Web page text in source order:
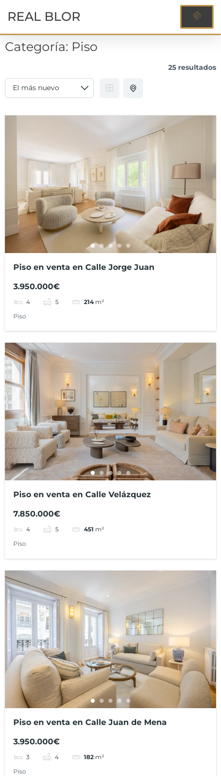
REAL BLOR
Categoría: Piso
25 resultados
Piso en venta en Calle Jorge Juan
3.950.000€
4 5 214 m²
Piso
Piso en venta en Calle Velázquez
7.850.000€
4 5 451 m²
Piso
Piso en venta en Calle Juan de Mena
3.950.000€
3 4 182 m²
Piso